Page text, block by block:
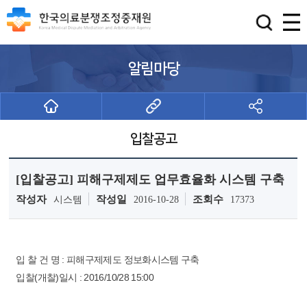
알림마당
입찰공고
[입찰공고] 피해구제제도 업무효율화 시스템 구축
작성자 시스템 작성일 2016-10-28 조회수 17373
입 찰 건 명 : 피해구제제도 정보화시스템 구축
입찰(개찰)일시 : 2016/10/28 15:00